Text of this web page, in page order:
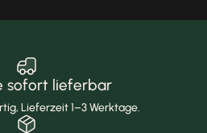
sofort lieferbar
Lieferzeit 1–3 Werktage.